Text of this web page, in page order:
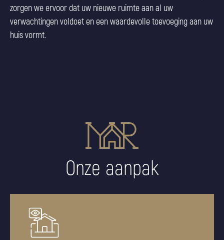
zorgen we ervoor dat uw nieuwe ruimte aan al uw
verwachtingen voldoet en een waardevolle toevoeging aan uw
huis vormt.
Onze aanpak